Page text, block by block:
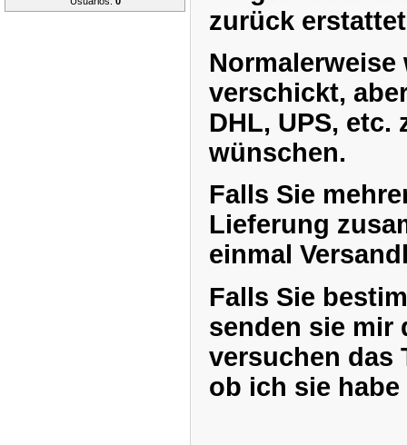
zurück
verschickt,
DHL, UPS, etc.
wünschen.
Falls Sie
Lieferung
einmal
Falls Sie
senden sie mir
versuchen das
ob ich sie